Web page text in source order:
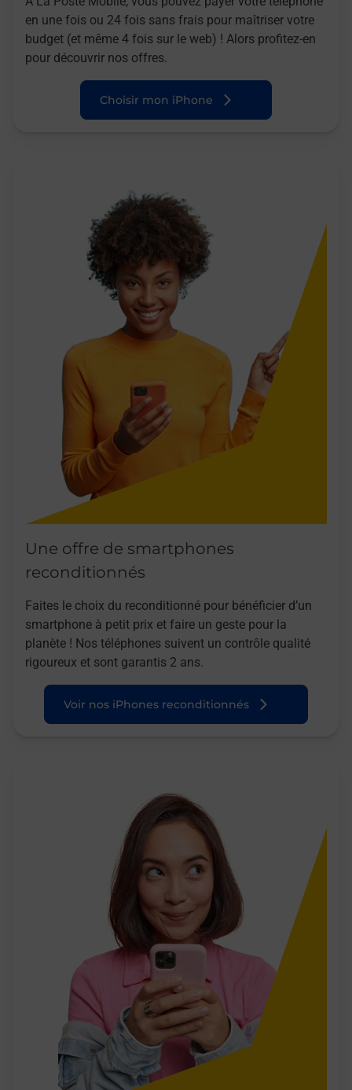
en une fois ou 24 fois sans frais pour maîtriser votre
budget (et même 4 fois sur le web) ! Alors profitez-en
pour découvrir nos offres.
Choisir mon iPhone
Une offre de smartphones
reconditionnés
Faites le choix du reconditionné pour bénéficier d’un
smartphone à petit prix et faire un geste pour la
planète ! Nos téléphones suivent un contrôle qualité
rigoureux et sont garantis 2 ans.
Voir nos iPhones reconditionnés